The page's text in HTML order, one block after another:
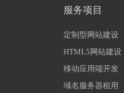
服务项目
定制型网站建设
HTML5网站建设
移动应用端开发
域名服务器租用